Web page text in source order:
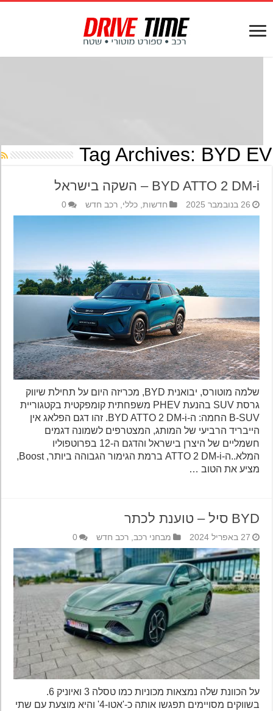
Tag Archives:BYD
BYD ATTO 2 DM-i – השקה בישראל
26 בנובמבר 2025 חדשות,כללי,רכב חדש 0
שלמה מוטורס, יבואנית BYD, מכריזה היום על תחילת שיווק
גרסת SUV בהנעת PHEV משפחתית קומפקטית בקטגוריית
B-SUV החמה: ה-BYD ATTO 2 DM-i. זהו דגם הפלאג אין
הייבריד הרביעי של המותג, המצטרפים לשמונה דגמים
חשמליים של היצרן בישראל והדגם ה-12 בפרוטפוליו
המלא..ה-ATTO 2 DM-i ברמת הגימור הגבוהה ביותר, Boost,
מציע את הטוב …
BYD סיל – טוענת לכתר
27 באפריל 2024 מבחני רכב,רכב חדש 0
על הכוונת שלה נמצאות מכוניות כמו טסלה 3 ואיוניק 6.
בשווקים מסויימים תפגשו אותה כ-'אטו-4' והיא מוצעת עם שתי